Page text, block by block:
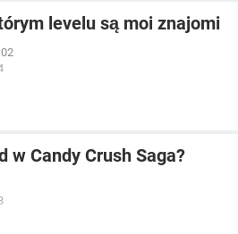
levelu są moi znajomi
w Candy Crush Saga?